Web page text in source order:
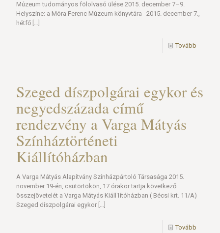
Múzeum tudományos fölolvasó ülése 2015. december 7–9.
Helyszíne: a Móra Ferenc Múzeum könyvtára 2015. december 7.,
hétfő […]
Tovább
Szeged díszpolgárai egykor és
negyedszázada című
rendezvény a Varga Mátyás
Színháztörténeti
Kiállítóházban
A Varga Mátyás Alapítvány Színházpártoló Társasága 2015.
november 19-én, csütörtökön, 17 órakor tartja következő
összejövetelét a Varga Mátyás Kiáll1ítóházban ( Bécsi krt. 11/A)
Szeged díszpolgárai egykor […]
Tovább